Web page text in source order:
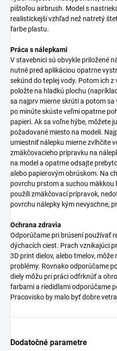
pištoľou airbrush. Model s
realistickejší vzhľad než natretý
farbe plastu.
Práca s nálepkami
V stavebnici sú obvykle priložené
nutné pred aplikáciou opatrne
sekúnd do teplej vody. Potom ich z
položte na hladkú plochu
sa najprv mierne skrúti a potom
po minúte skúste veľmi opatrne
papieri. Ak sa voľne hýbe, môžete
požadované miesto na modeli.
umiestniť nálepku mierne zvlhčite
zmäkčovacieho prípravku na
na model a opatrne odsajte
alebo papierovým obrúskom. Na
povrchu prstom a suchou mäkkou
použili zmäkčovací prípravok,
povrchu nálepky kým nevyschne,
Ochrana zdravia
Odporúčame pri brúsení používať
dýchacích ciest. Prach vznikajúci
3D print dielov, alebo tmelov,
problémy. Rovnako odporúčame
diely môžu pri práci odfrknúť a
farbami a riedidlami odporúčame
Pracovisko by malo byť dobre
Dodatočné parametre